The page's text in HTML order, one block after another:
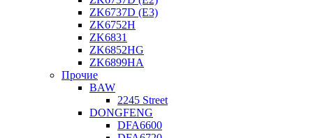
ZK6737D (E3)
ZK6752H
ZK6831
ZK6852HG
ZK6899HA
Прочие
BAW
2245 Street
DONGFENG
DFA6600